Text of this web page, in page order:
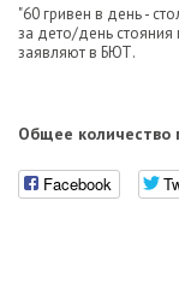
"60 гривен в день -
за дето/день
заявляют в БЮТ.
Общее количество
Facebook